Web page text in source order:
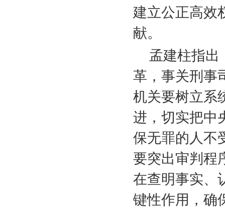
建立公正高效
献。
孟建柱指出
革，事关刑事
机关要树立系
进，切实把中
保无罪的人不
要突出审判程
在查明事实、
键性作用，确